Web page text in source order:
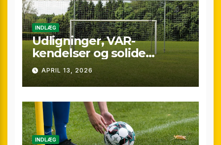
INDLÆG
Udligninger, VAR-
kendelser og solide
præstationer: Overblik
over A-League runde 24
(25/26)
APRIL 13, 2026
INDLÆG